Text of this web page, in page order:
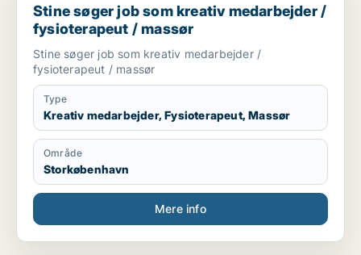
Stine søger job som kreativ medarbejder /
fysioterapeut / massør
Stine søger job som kreativ medarbejder /
fysioterapeut / massør
Type
Kreativ medarbejder, Fysioterapeut, Massør
Område
Storkøbenhavn
Mere info